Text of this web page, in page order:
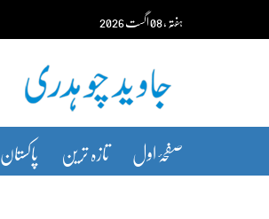
content ہفتہ‬‮،08اگست‬‮2026
صفحۂ اول تازہ ترین پاکستان